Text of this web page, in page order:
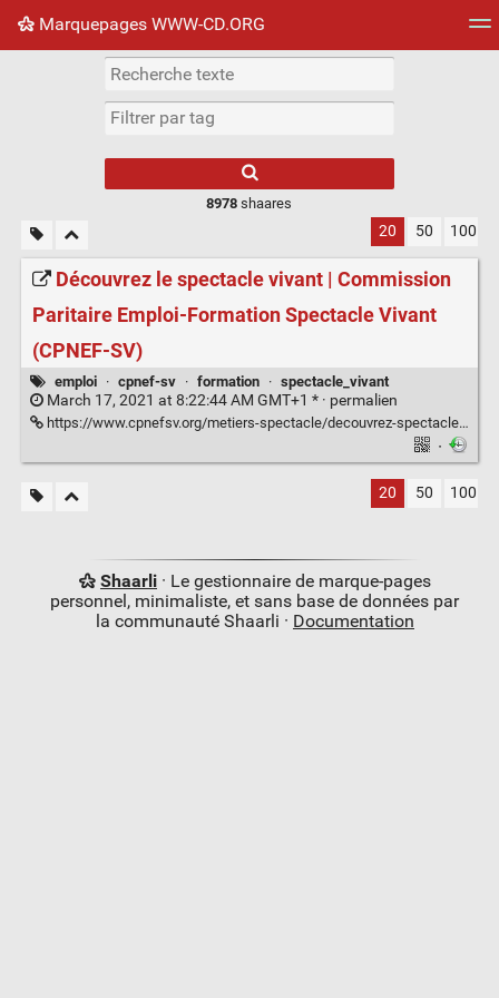
Marquepages WWW-CD.ORG
Nuage de tags Mur d'images
8978 shaares
20 50 100
Découvrez le spectacle vivant | Commission
Paritaire Emploi-Formation Spectacle Vivant
(CPNEF-SV)
emploi · cpnef-sv · formation · spectacle_vivant
March 17, 2021 at 8:22:44 AM GMT+1 * · permalien
https://www.cpnefsv.org/metiers-spectacle/decouvrez-spectacle-vivant
·
20 50 100
Shaarli· Le gestionnaire de marque-pages
personnel, minimaliste, et sans base de données par
la communauté Shaarli · Documentation